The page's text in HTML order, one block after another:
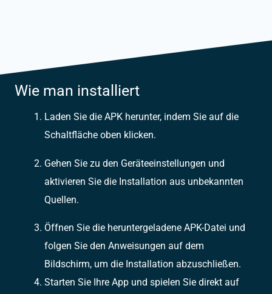
Wie man installiert
Laden Sie die APK herunter, indem Sie auf die
Schaltfläche oben klicken.
Gehen Sie zu den Geräteeinstellungen und
aktivieren Sie die Installation aus unbekannten
Quellen.
Öffnen Sie die heruntergeladene APK-Datei und
folgen Sie den Anweisungen auf dem
Bildschirm, um die Installation abzuschließen.
Starten Sie Ihre App und spielen Sie direkt auf